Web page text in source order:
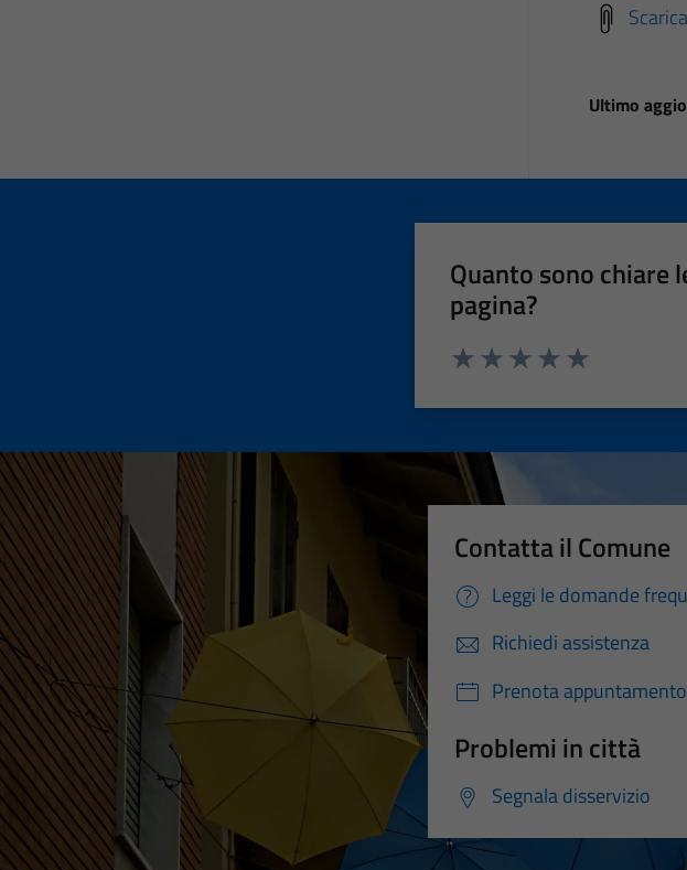
Scarica
Ultimo
Quanto sono chiare
pagina?
Contatta il Comune
Leggi le domande
Richiedi assistenza
Prenota appuntamento
Problemi in città
Segnala disservizio